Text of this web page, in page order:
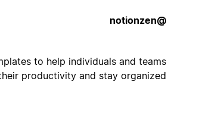
@notionzen
to help individuals and teams
productivity and stay organized.